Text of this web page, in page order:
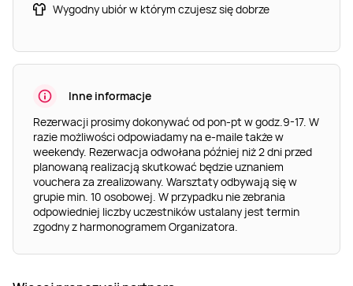
Wygodny ubiór w którym czujesz się dobrze
Inne informacje
Rezerwacji prosimy dokonywać od pon-pt w godz.9-17. W
razie możliwości odpowiadamy na e-maile także w
weekendy. Rezerwacja odwołana później niż 2 dni przed
planowaną realizacją skutkować będzie uznaniem
vouchera za zrealizowany. Warsztaty odbywają się w
grupie min. 10 osobowej. W przypadku nie zebrania
odpowiedniej liczby uczestników ustalany jest termin
zgodny z harmonogramem Organizatora.